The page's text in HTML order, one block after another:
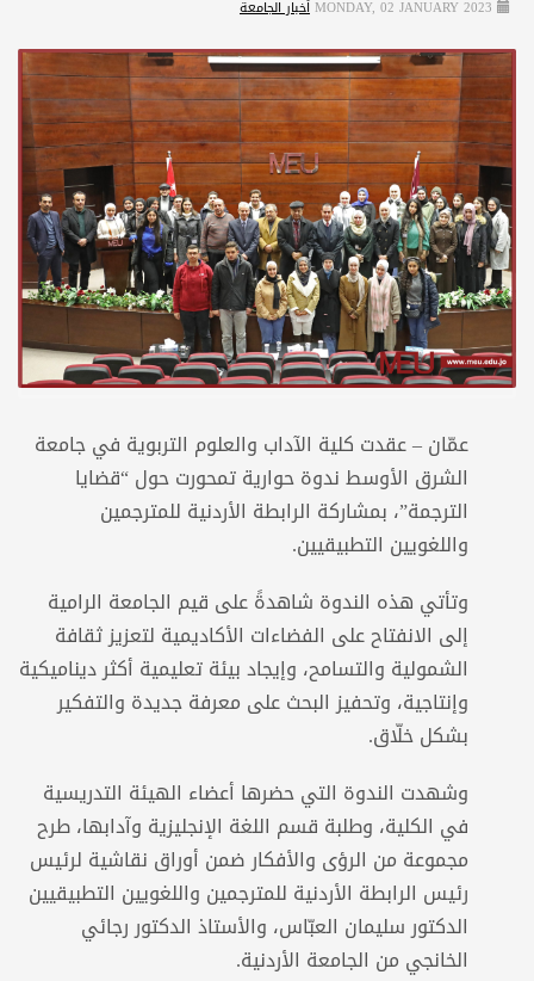
MONDAY, 02 JANUARY 2023أخبار الجامعة
عمّان – عقدت كلية الآداب والعلوم التربوية في جامعة
الشرق الأوسط ندوة حوارية تمحورت حول “قضايا
الترجمة”، بمشاركة الرابطة الأردنية للمترجمين
واللغويين التطبيقيين.
وتأتي هذه الندوة شاهدةً على قيم الجامعة الرامية
إلى الانفتاح على الفضاءات الأكاديمية لتعزيز ثقافة
الشمولية والتسامح، وإيجاد بيئة تعليمية أكثر ديناميكية
وإنتاجية، وتحفيز البحث على معرفة جديدة والتفكير
بشكل خلّاق.
وشهدت الندوة التي حضرها أعضاء الهيئة التدريسية
في الكلية، وطلبة قسم اللغة الإنجليزية وآدابها، طرح
مجموعة من الرؤى والأفكار ضمن أوراق نقاشية لرئيس
رئيس الرابطة الأردنية للمترجمين واللغويين التطبيقيين
الدكتور سليمان العبّاس، والأستاذ الدكتور رجائي
الخانجي من الجامعة الأردنية.